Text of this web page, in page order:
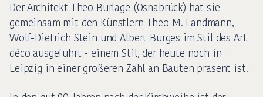
Der Architekt Theo Burlage (Osnabrück) hat sie
gemeinsam mit den Künstlern Theo M. Landmann,
Wolf-Dietrich Stein und Albert Burges im Stil des Art
déco ausgeführt - einem Stil, der heute noch in
Leipzig in einer größeren Zahl an Bauten präsent ist.